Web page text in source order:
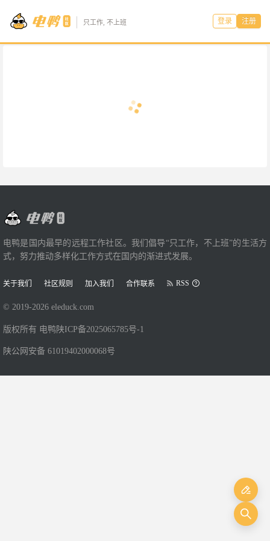
只工作, 不上班 登录 注册
电鸭是国内最早的远程工作社区。我们倡导“只工作，不上班”的生活方
式，努力推动多样化工作方式在国内的渐进式发展。
关于我们 社区规则 加入我们 合作联系 RSS
© 2019-2026 eleduck.com
版权所有 电鸭 陕ICP备2025065785号-1
陕公网安备 61019402000068号